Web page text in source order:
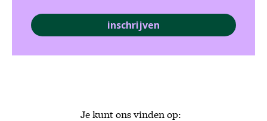
Je kunt ons vinden op:
inschrijven